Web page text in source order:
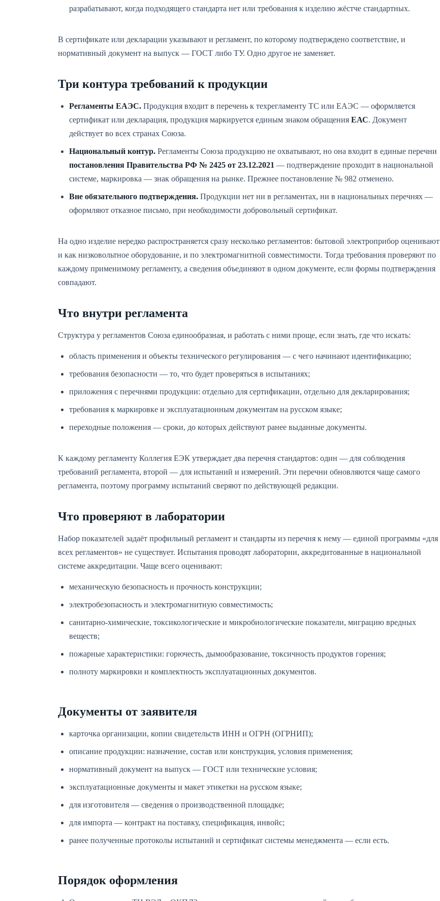
разрабатывают, когда подходящего стандарта нет или требования к изделию жёстче стандартных.
В сертификате или декларации указывают и регламент, по которому подтверждено соответствие, и
нормативный документ на выпуск — ГОСТ либо ТУ. Одно другое не заменяет.
Три контура требований к продукции
Регламенты ЕАЭС. Продукция входит в перечень к техрегламенту ТС или ЕАЭС — оформляется
сертификат или декларация, продукция маркируется единым знаком обращения ЕАС. Документ
действует во всех странах Союза.
Национальный контур. Регламенты Союза продукцию не охватывают, но она входит в единые перечни
постановления Правительства РФ № 2425 от 23.12.2021 — подтверждение проходит в национальной
системе, маркировка — знак обращения на рынке. Прежнее постановление № 982 отменено.
Вне обязательного подтверждения. Продукции нет ни в регламентах, ни в национальных перечнях —
оформляют отказное письмо, при необходимости добровольный сертификат.
На одно изделие нередко распространяется сразу несколько регламентов: бытовой электроприбор оценивают
и как низковольтное оборудование, и по электромагнитной совместимости. Тогда требования проверяют по
каждому применимому регламенту, а сведения объединяют в одном документе, если формы подтверждения
совпадают.
Что внутри регламента
Структура у регламентов Союза единообразная, и работать с ними проще, если знать, где что искать:
область применения и объекты технического регулирования — с чего начинают идентификацию;
требования безопасности — то, что будет проверяться в испытаниях;
приложения с перечнями продукции: отдельно для сертификации, отдельно для декларирования;
требования к маркировке и эксплуатационным документам на русском языке;
переходные положения — сроки, до которых действуют ранее выданные документы.
К каждому регламенту Коллегия ЕЭК утверждает два перечня стандартов: один — для соблюдения
требований регламента, второй — для испытаний и измерений. Эти перечни обновляются чаще самого
регламента, поэтому программу испытаний сверяют по действующей редакции.
Что проверяют в лаборатории
Набор показателей задаёт профильный регламент и стандарты из перечня к нему — единой программы «для
всех регламентов» не существует. Испытания проводят лаборатории, аккредитованные в национальной
системе аккредитации. Чаще всего оценивают:
механическую безопасность и прочность конструкции;
электробезопасность и электромагнитную совместимость;
санитарно-химические, токсикологические и микробиологические показатели, миграцию вредных
веществ;
пожарные характеристики: горючесть, дымообразование, токсичность продуктов горения;
полноту маркировки и комплектность эксплуатационных документов.
Документы от заявителя
карточка организации, копии свидетельств ИНН и ОГРН (ОГРНИП);
описание продукции: назначение, состав или конструкция, условия применения;
нормативный документ на выпуск — ГОСТ или технические условия;
эксплуатационные документы и макет этикетки на русском языке;
для изготовителя — сведения о производственной площадке;
для импорта — контракт на поставку, спецификация, инвойс;
ранее полученные протоколы испытаний и сертификат системы менеджмента — если есть.
Порядок оформления